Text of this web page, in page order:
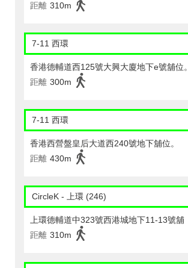
距離 310m
7-11 西環
香港德輔道西125號大興大廈地下e號舖位。
距離 300m
7-11 西環
香港西營盤皇后大道西240號地下舖位。
距離 430m
CircleK - 上環 (246)
上環德輔道中323號西港城地下11-13號舖
距離 310m